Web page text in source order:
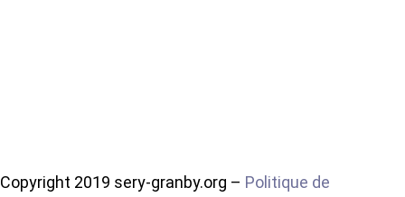
Copyright 2019 sery-granby.org – Politique de